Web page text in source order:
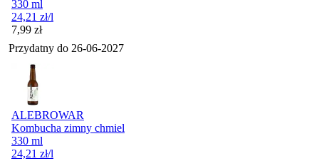
330 ml
24,21 zł/l
Cena
7,99 zł
Przydatny do 26-06-2027
ALEBROWAR
Kombucha zimny chmiel
330 ml
24,21 zł/l